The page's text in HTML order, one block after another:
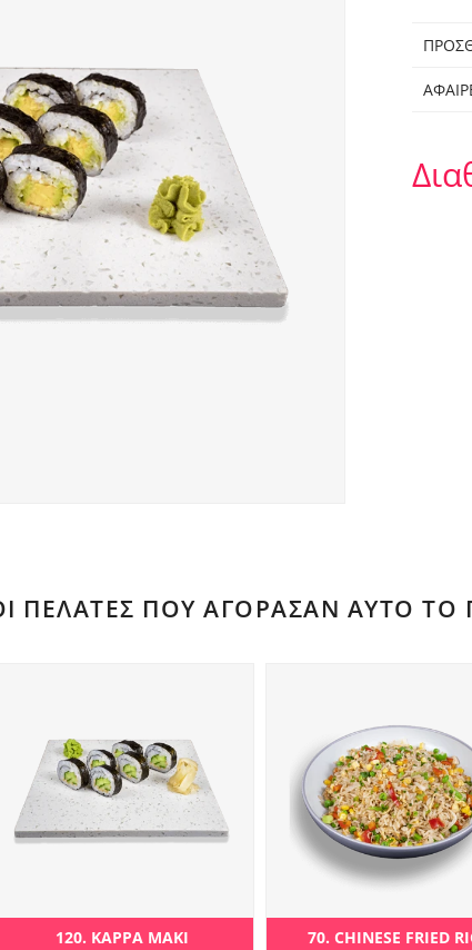
ΠΕΛΆΤΕΣ ΠΟΥ ΑΓΌΡΑΣΑΝ ΑΥΤΌ ΤΟ
120. KAPPA MAKI 70. CHINESE FRIED